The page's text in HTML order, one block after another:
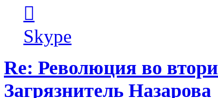
пользователя
zhdanoff888
Skype
Re: Революция во
Загрязнитель Назарова